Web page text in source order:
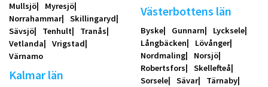
Mullsjö
Myresjö
Norrahammar
Skillingaryd
Sävsjö
Tenhult
Tranås
Vetlanda
Vrigstad
Värnamo
Kalmar län
Västerbottens län
Byske Gunnarn
Lycksele
Långbäcken
Lövånger
Nordmaling
Norsjö
Robertsfors
Skellefteå
Sorsele
Sävar
Tärnaby